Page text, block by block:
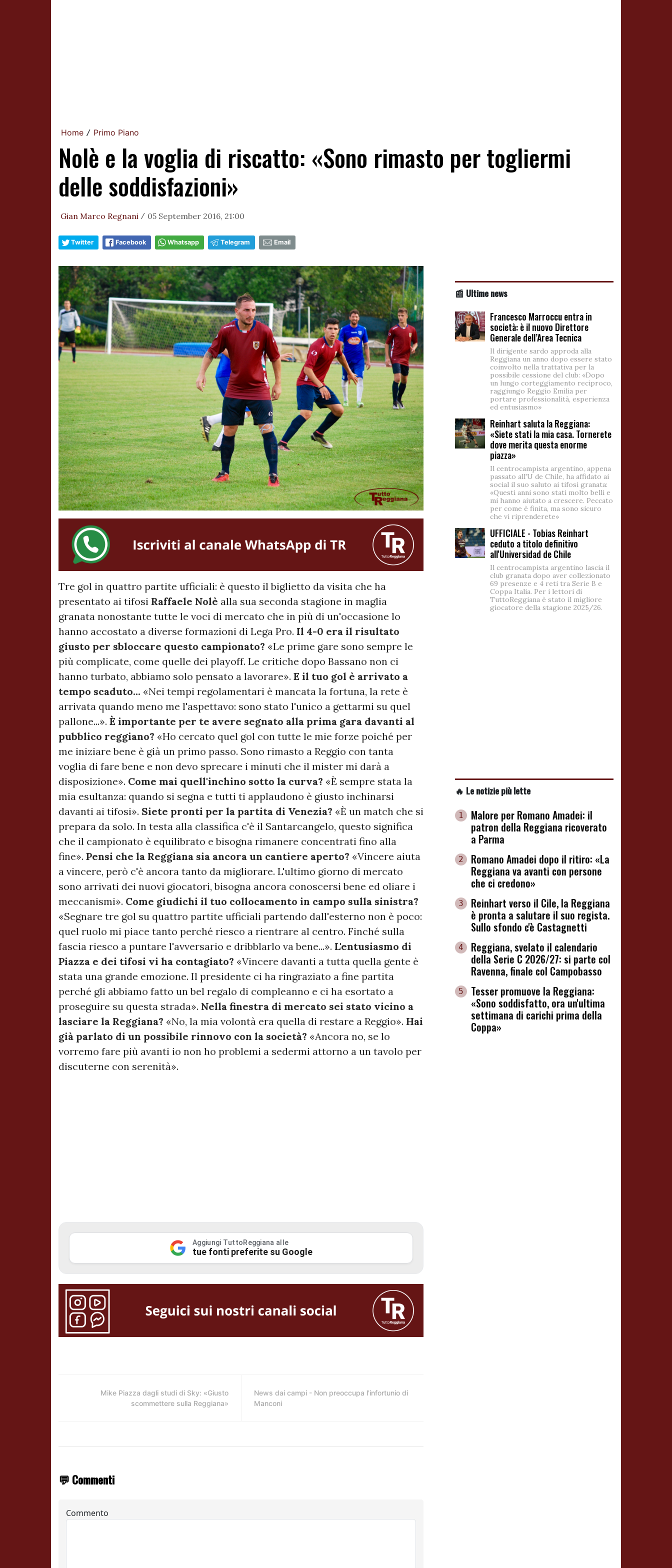
Home / Primo Piano
Nolè e la voglia di riscatto: «Sono rimasto per togliermi
delle soddisfazioni»
Gian Marco Regnani / 05 September 2016, 21:00
Twitter Facebook Whatsapp Telegram Email
Tre gol in quattro partite ufficiali: è questo il biglietto da visita che ha
presentato ai tifosi Raffaele Nolè alla sua seconda stagione in maglia
granata nonostante tutte le voci di mercato che in più di un'occasione lo
hanno accostato a diverse formazioni di Lega Pro. Il 4-0 era il risultato
giusto per sbloccare questo campionato? «Le prime gare sono sempre le
più complicate, come quelle dei playoff. Le critiche dopo Bassano non ci
hanno turbato, abbiamo solo pensato a lavorare». E il tuo gol è arrivato a
tempo scaduto... «Nei tempi regolamentari è mancata la fortuna, la rete è
arrivata quando meno me l'aspettavo: sono stato l'unico a gettarmi su quel
pallone...». È importante per te avere segnato alla prima gara davanti al
pubblico reggiano? «Ho cercato quel gol con tutte le mie forze poiché per
me iniziare bene è già un primo passo. Sono rimasto a Reggio con tanta
voglia di fare bene e non devo sprecare i minuti che il mister mi darà a
disposizione». Come mai quell'inchino sotto la curva? «È sempre stata la
mia esultanza: quando si segna e tutti ti applaudono è giusto inchinarsi
davanti ai tifosi». Siete pronti per la partita di Venezia? «È un match che si
prepara da solo. In testa alla classifica c'è il Santarcangelo, questo significa
che il campionato è equilibrato e bisogna rimanere concentrati fino alla
fine». Pensi che la Reggiana sia ancora un cantiere aperto? «Vincere aiuta
a vincere, però c'è ancora tanto da migliorare. L'ultimo giorno di mercato
sono arrivati dei nuovi giocatori, bisogna ancora conoscersi bene ed oliare i
meccanismi». Come giudichi il tuo collocamento in campo sulla sinistra?
«Segnare tre gol su quattro partite ufficiali partendo dall'esterno non è poco:
quel ruolo mi piace tanto perché riesco a rientrare al centro. Finché sulla
fascia riesco a puntare l'avversario e dribblarlo va bene...». L'entusiasmo di
Piazza e dei tifosi vi ha contagiato? «Vincere davanti a tutta quella gente è
stata una grande emozione. Il presidente ci ha ringraziato a fine partita
perché gli abbiamo fatto un bel regalo di compleanno e ci ha esortato a
proseguire su questa strada». Nella finestra di mercato sei stato vicino a
lasciare la Reggiana? «No, la mia volontà era quella di restare a Reggio». Hai
già parlato di un possibile rinnovo con la società? «Ancora no, se lo
vorremo fare più avanti io non ho problemi a sedermi attorno a un tavolo per
discuterne con serenità».
Aggiungi TuttoReggiana alle
tue fonti preferite su Google
Mike Piazza dagli studi di Sky: «Giusto
scommettere sulla Reggiana»
News dai campi - Non preoccupa l'infortunio di
Manconi
💬 Commenti
📰 Ultime news
Francesco Marroccu entra in
società: è il nuovo Direttore
Generale dell’Area Tecnica
Il dirigente sardo approda alla
Reggiana un anno dopo essere stato
coinvolto nella trattativa per la
possibile cessione del club: «Dopo
un lungo corteggiamento reciproco,
raggiungo Reggio Emilia per
portare professionalità, esperienza
ed entusiasmo»
Reinhart saluta la Reggiana:
«Siete stati la mia casa. Tornerete
dove merita questa enorme
piazza»
Il centrocampista argentino, appena
passato all'U de Chile, ha affidato ai
social il suo saluto ai tifosi granata:
«Questi anni sono stati molto belli e
mi hanno aiutato a crescere. Peccato
per come è finita, ma sono sicuro
che vi riprenderete»
UFFICIALE - Tobias Reinhart
ceduto a titolo definitivo
all'Universidad de Chile
Il centrocampista argentino lascia il
club granata dopo aver collezionato
69 presenze e 4 reti tra Serie B e
Coppa Italia. Per i lettori di
TuttoReggiana è stato il migliore
giocatore della stagione 2025/26.
🔥 Le notizie più lette
1
Malore per Romano Amadei: il
patron della Reggiana ricoverato
a Parma
2
Romano Amadei dopo il ritiro: «La
Reggiana va avanti con persone
che ci credono»
3
Reinhart verso il Cile, la Reggiana
è pronta a salutare il suo regista.
Sullo sfondo c'è Castagnetti
4
Reggiana, svelato il calendario
della Serie C 2026/27: si parte col
Ravenna, finale col Campobasso
5
Tesser promuove la Reggiana:
«Sono soddisfatto, ora un'ultima
settimana di carichi prima della
Coppa»